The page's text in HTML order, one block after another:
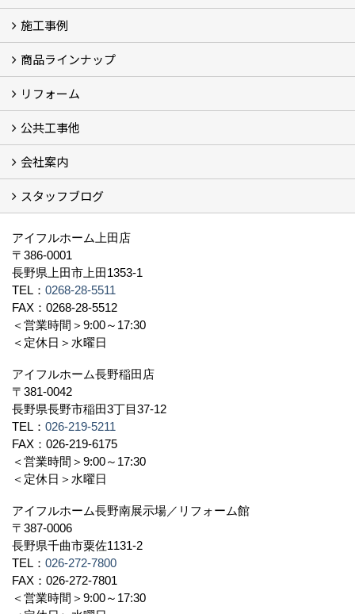
イベント予告
過去のイベント
施工事例
フォトギャラリー
モデルハウス (7)
現場レポート
完工事例
お客様の声
商品ラインナップ
商品ラインアップ一覧
FAVO（フェイボ）【自由設計】
Lodina（ロディナ）【規格住宅】
全館空調システム
リフォーム
コンセプト (2)
選ばれる理由
施工実例（フォトギャラリー）
公共工事他
建築工事 実績
土木工事 実績
一般建築(別荘)
公共工事部スタッフ紹介
会社案内
社長挨拶
会社概要
採用情報
アクセス
スタッフ紹介
スタッフブログ
資格取得一覧
プライバシーポリシー
地域貢献 (3)
スタッフブログ
アイフルホーム上田店
〒386-0001
長野県上田市上田1353-1
TEL： 0268-28-5511
FAX：0268-28-5512
＜営業時間＞9:00～17:30
＜定休日＞水曜日
アイフルホーム長野稲田店
〒381-0042
長野県長野市稲田3丁目37-12
TEL： 026-219-5211
FAX：026-219-6175
＜営業時間＞9:00～17:30
＜定休日＞水曜日
アイフルホーム長野南展示場／リフォーム館
〒387-0006
長野県千曲市粟佐1131-2
TEL： 026-272-7800
FAX：026-272-7801
＜営業時間＞9:00～17:30